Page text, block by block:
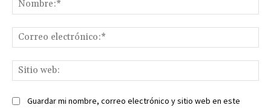
Guardar mi nombre, correo electrónico y sitio web en este